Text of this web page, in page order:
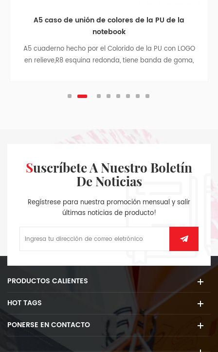
A5 caso de unión de colores de la PU de la
notebook
A5 cuaderno hecho por el Colorido de la PU con LOGO
en relieve,R8 esquina redonda, tiene banda de goma,
posterior, la astilla colgante.
Suscríbete A Nuestro Boletín
De Noticias
Regístrese para nuestra promoción mensual y salir
últimas noticias de producto!
PRODUCTOS CALIENTES
HOT TAGS
PONERSE EN CONTACTO